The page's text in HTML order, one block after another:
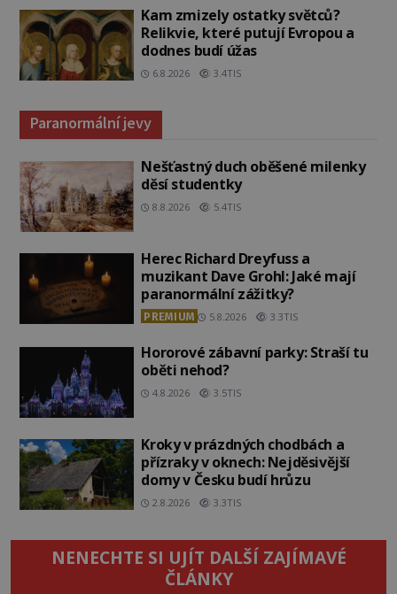
Kam zmizely ostatky světců?
Relikvie, které putují Evropou a
dodnes budí úžas
6.8.2026 3.4TIS
Paranormální jevy
Nešťastný duch oběšené milenky
děsí studentky
8.8.2026 5.4TIS
Herec Richard Dreyfuss a
muzikant Dave Grohl: Jaké mají
paranormální zážitky?
PREMIUM 5.8.2026 3.3TIS
Hororové zábavní parky: Straší tu
oběti nehod?
4.8.2026 3.5TIS
Kroky v prázdných chodbách a
přízraky v oknech: Nejděsivější
domy v Česku budí hrůzu
2.8.2026 3.3TIS
NENECHTE SI UJÍT DALŠÍ ZAJÍMAVÉ
ČLÁNKY